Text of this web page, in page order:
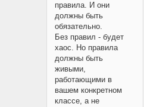
правила. И они
должны быть
обязательно.
Без правил - будет
хаос. Но правила
должны быть
живыми,
работающими в
вашем конкретном
классе, а не